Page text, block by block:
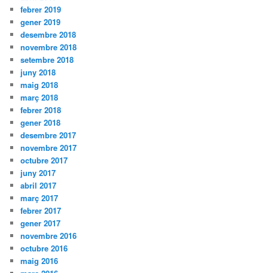
febrer 2019
gener 2019
desembre 2018
novembre 2018
setembre 2018
juny 2018
maig 2018
març 2018
febrer 2018
gener 2018
desembre 2017
novembre 2017
octubre 2017
juny 2017
abril 2017
març 2017
febrer 2017
gener 2017
novembre 2016
octubre 2016
maig 2016